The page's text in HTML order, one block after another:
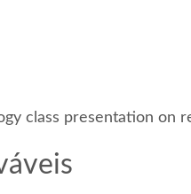
class presentation on